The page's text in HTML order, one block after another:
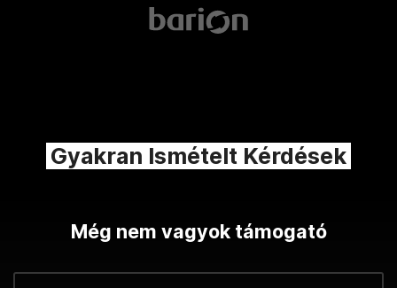
Gyakran Ismételt Kérdések
Még nem vagyok támogató